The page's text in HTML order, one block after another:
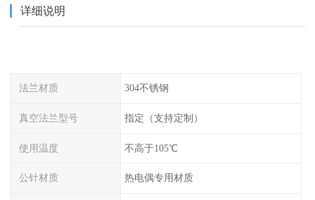
详细说明
法兰材质 304不锈钢
真空法兰型号 指定（支持定制）
使用温度 不高于105℃
公针材质 热电偶专用材质